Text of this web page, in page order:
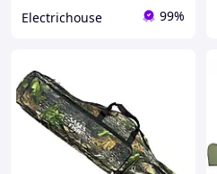
Electrichouse 99%